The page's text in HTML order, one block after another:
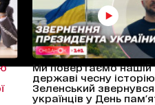
Ми повертаємо нашій
державі чесну
Зеленський
українців у День